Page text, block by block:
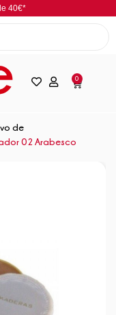
40€*
0
de
02 Arabesco